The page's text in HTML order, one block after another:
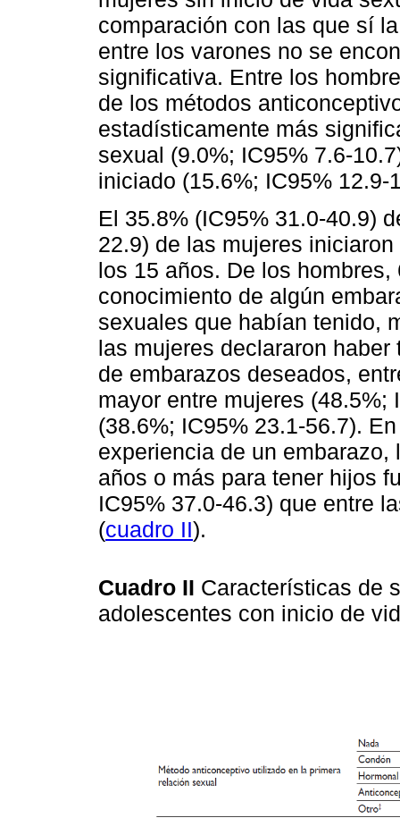
comparación con las que sí
entre los varones no se
significativa. Entre los
de los métodos
estadísticamente más
sexual (9.0%; IC95% 7.6-
iniciado (15.6%; IC95% 12.9-
El 35.8% (IC95% 31.0-40.9)
22.9) de las mujeres
los 15 años. De los
conocimiento de algún
sexuales que habían tenido,
las mujeres declararon
de embarazos deseados,
mayor entre mujeres (48.5%;
(38.6%; IC95% 23.1-56.7).
experiencia de un
años o más para tener hijos
IC95% 37.0-46.3) que entre
(cuadro II).
Cuadro II Características de
adolescentes con inicio de